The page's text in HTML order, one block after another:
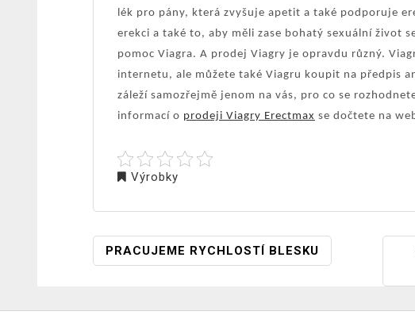
lék pro pány, která zvyšuje apetit a také podporuje
erekci a také to, aby měli zase bohatý sexuální život
pomoc Viagra. A prodej Viagry je opravdu různý.
internetu, ale můžete také Viagru koupit na předpis
záleží samozřejmě jenom na vás, pro co se
informací o prodeji Viagry Erectmax se dočtete na
Výrobky
NAVIGACE
PRACUJEME RYCHLOSTÍ BLESKU